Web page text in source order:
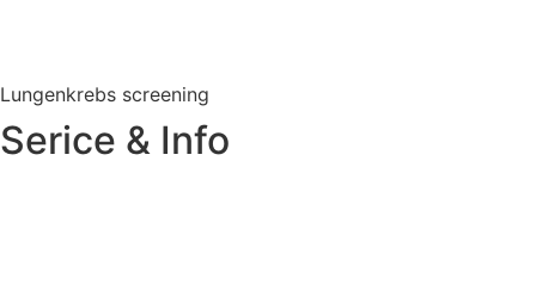
Lungenkrebs screening
Serice & Info